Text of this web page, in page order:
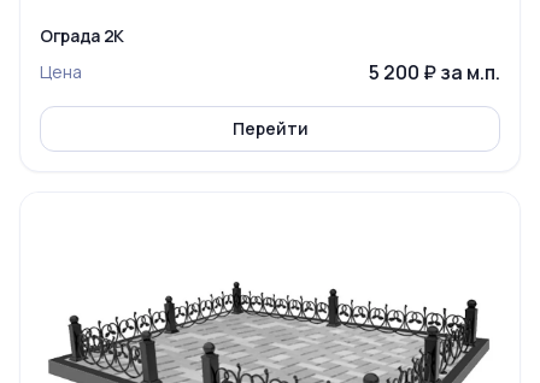
Ограда 2К
Цена
5 200 ₽ за м.п.
Перейти